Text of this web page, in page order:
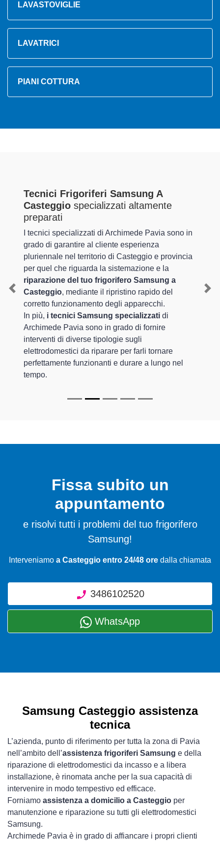
LAVASTOVIGLIE
LAVATRICI
PIANI COTTURA
Tecnici Frigoriferi Samsung A
Casteggio specializzati altamente
preparati
I tecnici specializzati di Archimede Pavia sono in
grado di garantire al cliente esperienza
pluriennale nel territorio di Casteggio e provincia
per quel che riguarda la sistemazione e la
riparazione del tuo frigorifero Samsung a
Casteggio, mediante il ripristino rapido del
corretto funzionamento degli apparecchi.
In più, i tecnici Samsung specializzati di
Archimede Pavia sono in grado di fornire
interventi di diverse tipologie sugli
elettrodomestici da riparare per farli tornare
perfettamente funzionanti e durare a lungo nel
tempo.
Previous
Fissa subito un
appuntamento
e risolvi tutti i problemi del tuo frigorifero
Samsung!
Interveniamo a Casteggio entro 24/48 ore dalla chiamata
3486102520
WhatsApp
Samsung Casteggio assistenza
tecnica
L’azienda, punto di riferimento per tutta la zona di Pavia
nell’ambito dell’assistenza frigoriferi Samsung e della
riparazione di elettrodomestici da incasso e a libera
installazione, è rinomata anche per la sua capacità di
intervenire in modo tempestivo ed efficace.
Forniamo assistenza a domicilio a Casteggio per
manutenzione e riparazione su tutti gli elettrodomestici
Samsung.
Archimede Pavia è in grado di affiancare i propri clienti